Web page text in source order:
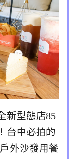
新型態店85
台中必拍的
外沙發用餐